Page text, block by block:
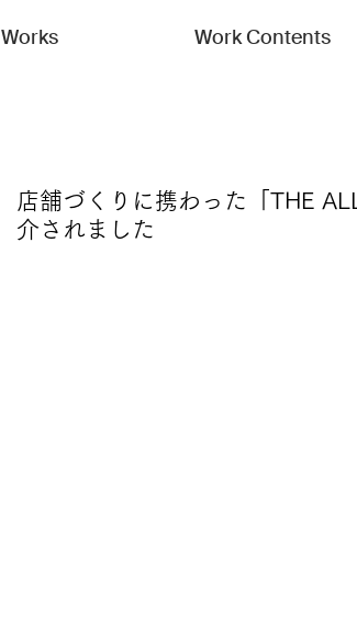
Works Work Contents
店舗づくりに携わった「THE
介されました